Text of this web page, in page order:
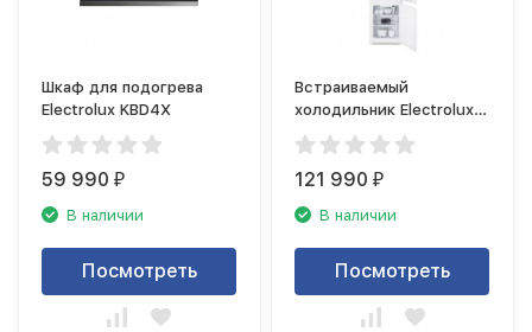
Шкаф для подогрева
Electrolux KBD4X
59 990₽
В наличии
Посмотреть
Встраиваемый
холодильник Electrolux
RNT8TE18S
121 990₽
В наличии
Посмотреть